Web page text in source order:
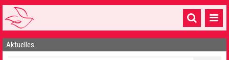
Startseite
Aktuelles